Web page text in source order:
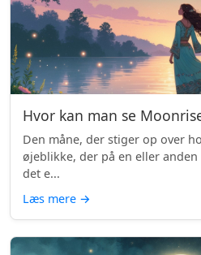
Hvor kan man se
Den måne, der stiger op over
øjeblikke, der på en eller
det e...
Læs mere →